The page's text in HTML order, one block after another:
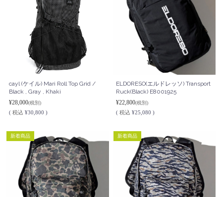
cayl (ケイル) Mari Roll Top Grid /
Black , Gray , Khaki
¥28,000(税別)
( 税込 ¥30,800 )
ELDORESO(エルドレッソ) Transport
Ruck(Black) E8001925
¥22,800(税別)
( 税込 ¥25,080 )
新着商品 新着商品